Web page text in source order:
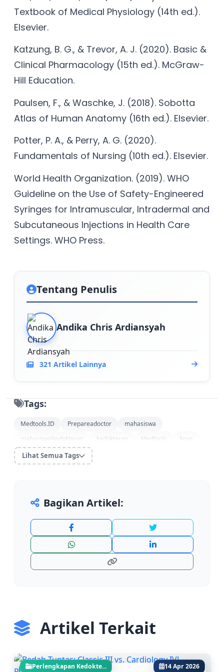
Textbook of Medical Physiology (14th ed.).
Elsevier.
Katzung, B. G., & Trevor, A. J. (2020). Basic &
Clinical Pharmacology (15th ed.). McGraw-
Hill Education.
Paulsen, F., & Waschke, J. (2018). Sobotta
Atlas of Human Anatomy (16th ed.). Elsevier.
Potter, P. A., & Perry, A. G. (2020).
Fundamentals of Nursing (10th ed.). Elsevier.
World Health Organization. (2019). WHO
Guideline on the Use of Safety-Engineered
Syringes for Intramuscular, Intradermal and
Subcutaneous Injections in Health Care
Settings. WHO Press.
Tentang Penulis
Andika Chris Ardiansyah
321 Artikel Lainnya
Tags:
Medtools.ID Prepareadoctor
mahasiswa
mahasiswakedokteran
kedokteran Medtools
koas
preklinik
stellonsalim
Lihat Semua Tags
Bagikan Artikel:
Artikel Terkait
Perlengkapan Kedokte... 14 Apr 2026